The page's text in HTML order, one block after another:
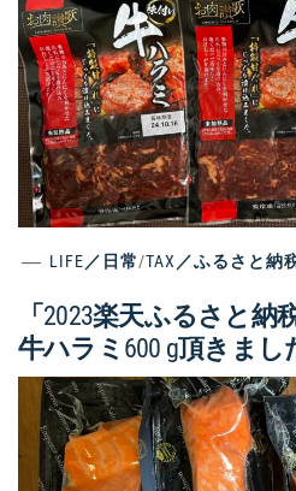
LIFE／日常/TAX／ふるさと納
「2023楽天ふるさと納
牛ハラミ600 g頂きまし